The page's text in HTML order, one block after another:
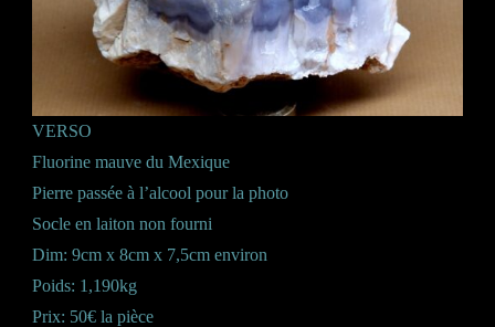
VERSO
Fluorine mauve du Mexique
Pierre passée à l’alcool pour la photo
Socle en laiton non fourni
Dim: 9cm x 8cm x 7,5cm environ
Poids: 1,190kg
Prix: 50€ la pièce